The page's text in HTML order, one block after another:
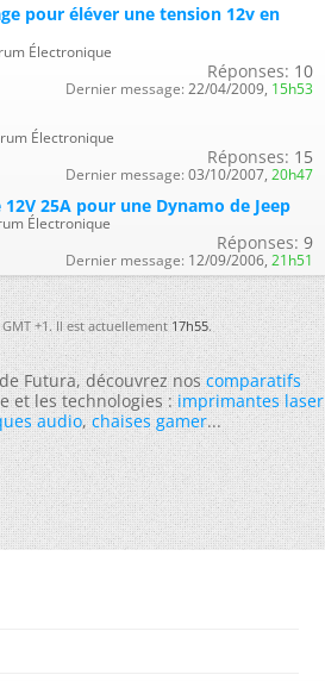
pour éléver une tension 12v en
Électronique
Réponses: 10
Dernier message: 22/04/2009, 15h53
Électronique
Réponses: 15
Dernier message: 03/10/2007, 20h47
25A pour une Dynamo de Jeep
Électronique
Réponses: 9
Dernier message: 12/09/2006, 21h51
+1. Il est actuellement17h55.
Futura, découvrez noscomparatifs
et les technologies :imprimantes laser
audio,chaises gamer...